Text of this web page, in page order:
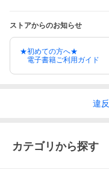
ストアからのお知らせ
★初めての方へ★
電子書籍ご利用ガイド
違反
カテゴリから探す